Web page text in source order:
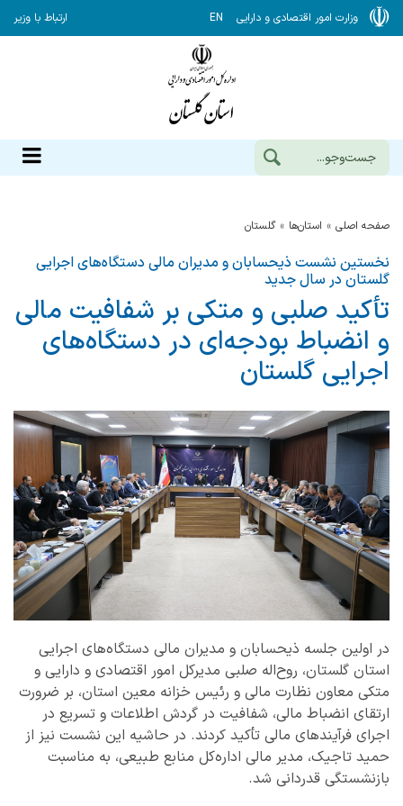
وزارت امور اقتصادی و دارایی EN ارتباط با وزیر
صفحه اصلی استان‌ها گلستان
نخستین نشست ذیحسابان و مدیران مالی دستگاه‌های اجرایی
گلستان در سال جدید
تأکید صلبی و متکی بر شفافیت مالی
و انضباط بودجه‌ای در دستگاه‌های
اجرایی گلستان
در اولین جلسه ذیحسابان و مدیران مالی دستگاه‌های اجرایی
استان گلستان، روح‌اله صلبی مدیرکل امور اقتصادی و دارایی و
متکی معاون نظارت مالی و رئیس خزانه معین استان، بر ضرورت
ارتقای انضباط مالی، شفافیت در گردش اطلاعات و تسریع در
اجرای فرآیندهای مالی تأکید کردند. در حاشیه این نشست نیز از
حمید تاجیک، مدیر مالی اداره‌کل منابع طبیعی، به مناسبت
بازنشستگی قدردانی شد.